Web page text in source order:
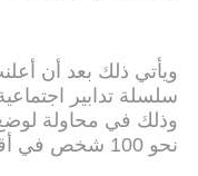
ويأتي ذلك بعد أن
سلسلة تدابير
وذلك في محاولة
نحو 100 شخص في أقل من أسبوع.